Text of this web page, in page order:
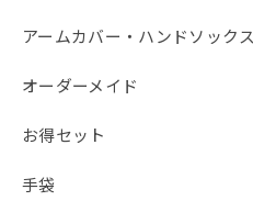
アームカバー・ハンドソックス
オーダーメイド
お得セット
手袋